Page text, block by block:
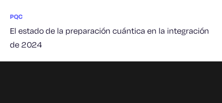
PQC
El estado de la preparación cuántica en la integración
de 2024